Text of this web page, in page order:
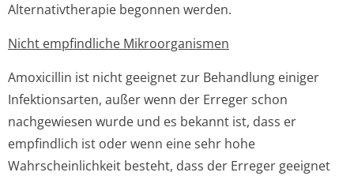
Alternativtherapie begonnen werden.
Nicht empfindliche Mikroorganismen
Amoxicillin ist nicht geeignet zur Behandlung einiger
Infektionsarten, außer wenn der Erreger schon
nachgewiesen wurde und es bekannt ist, dass er
empfindlich ist oder wenn eine sehr hohe
Wahrscheinlichkeit besteht, dass der Erreger geeignet